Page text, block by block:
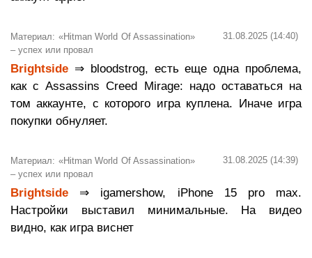
31.08.2025 (14:40)
Материал: «Hitman World Of Assassination»
– успех или провал
Brightside ⇒ bloodstrog, есть еще одна проблема,
как с Assassins Creed Mirage: надо оставаться на
том аккаунте, с которого игра куплена. Иначе игра
покупки обнуляет.
31.08.2025 (14:39)
Материал: «Hitman World Of Assassination»
– успех или провал
Brightside ⇒ igamershow, iPhone 15 pro max.
Настройки выставил минимальные. На видео
видно, как игра виснет